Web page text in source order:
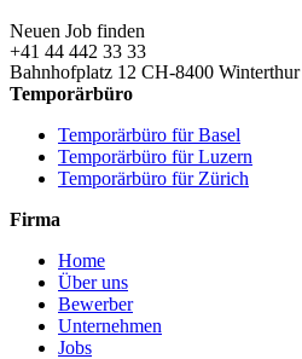
Neuen Job finden
+41 44 442 33 33
Bahnhofplatz 12 CH-8400 Winterthur
Temporärbüro
Temporärbüro für Basel
Temporärbüro für Luzern
Temporärbüro für Zürich
Firma
Home
Über uns
Bewerber
Unternehmen
Jobs